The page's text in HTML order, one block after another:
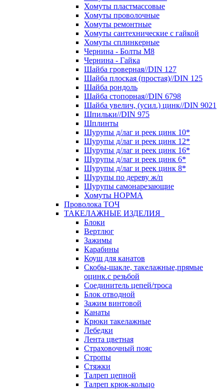
Хомуты пластмассовые
Хомуты проволочные
Хомуты ремонтные
Хомуты сантехнические с гайкой
Хомуты сплинкерные
Чернина - Болты М8
Чернина - Гайка
Шайба гроверная//DIN 127
Шайба плоская (простая)//DIN 125
Шайба рондоль
Шайба стопорная//DIN 6798
Шайба увелич, (усил.) цинк//DIN 9021
Шпильки//DIN 975
Шплинты
Шурупы д/лаг и реек цинк 10*
Шурупы д/лаг и реек цинк 12*
Шурупы д/лаг и реек цинк 16*
Шурупы д/лаг и реек цинк 6*
Шурупы д/лаг и реек цинк 8*
Шурупы по дереву ж/п
Шурупы самонарезающие
Хомуты НОРМА
Проволока ТОЧ
ТАКЕЛАЖНЫЕ ИЗДЕЛИЯ
Блоки
Вертлюг
Зажимы
Карабины
Коуш для канатов
Скобы-шакле, такелажные,прямые
оцинк.с резьбой
Соединитель цепей/троса
Блок отводной
Зажим винтовой
Канаты
Крюки такелажные
Лебедки
Лента цветная
Страховочный пояс
Стропы
Стяжки
Талреп цепной
Талреп крюк-кольцо